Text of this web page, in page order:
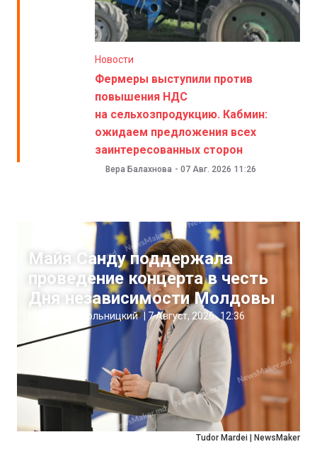
Новости
Фермеры выступили против
повышения НДС
на сельхозпродукцию. Кабмин:
ожидаем предложения всех
заинтересованных сторон
Вера Балахнова - 07 Авг. 2026 11:26
Tudor Mardei | NewsMaker
Майя Санду поддержала
проведение концерта в честь
Дня независимости Молдовы
Николай Пахольницкий 7 Август, 2026 12:36